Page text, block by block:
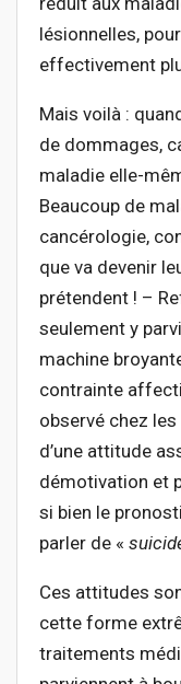
lésionnelles,
effectivement
Mais voilà :
de dommages,
maladie elle-
Beaucoup de
cancérologie,
que va devenir
prétendent ! –
seulement y
machine
contrainte
observé chez
d’une attitude
démotivation et
si bien le
parler de «
Ces attitudes
cette forme
traitements